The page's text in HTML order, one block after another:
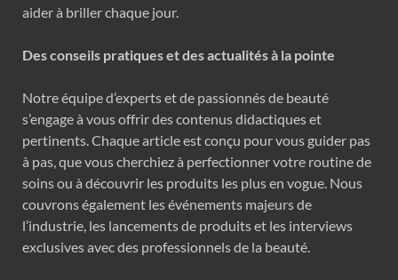
aider à briller chaque jour.
Des conseils pratiques et des actualités à la pointe
Notre équipe d’experts et de passionnés de beauté
s’engage à vous offrir des contenus didactiques et
pertinents. Chaque article est conçu pour vous guider pas
à pas, que vous cherchiez à perfectionner votre routine de
soins ou à découvrir les produits les plus en vogue. Nous
couvrons également les événements majeurs de
l’industrie, les lancements de produits et les interviews
exclusives avec des professionnels de la beauté.